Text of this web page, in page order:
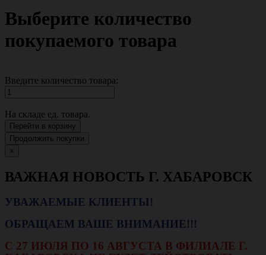
Выберите количество
покупаемого товара
Введите количество товара:
На складе ед. товара.
Перейти в корзину
Продолжить покупки
×
ВАЖНАЯ НОВОСТЬ Г. ХАБАРОВСК
УВАЖАЕМЫЕ КЛИЕНТЫ!
ОБРАЩАЕМ ВАШЕ ВНИМАНИЕ!!!
С 27 ИЮЛЯ ПО 16 АВГУСТА В ФИЛИАЛЕ Г.